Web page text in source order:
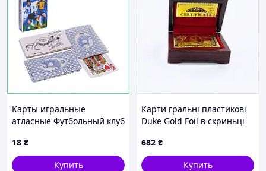
Карты игральные
атласные Футбольный клуб
для покера и фокусов
профессиональный
18 ₴
Купить
Карти гральні пластикові
Duke Gold Foil в скриньці
717738HAC
682 ₴
Купить